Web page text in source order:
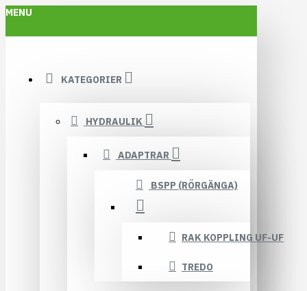
MENU
KATEGORIER
HYDRAULIK
ADAPTRAR
BSPP (RÖRGÄNGA)
RAK KOPPLING UF-UF
TREDO